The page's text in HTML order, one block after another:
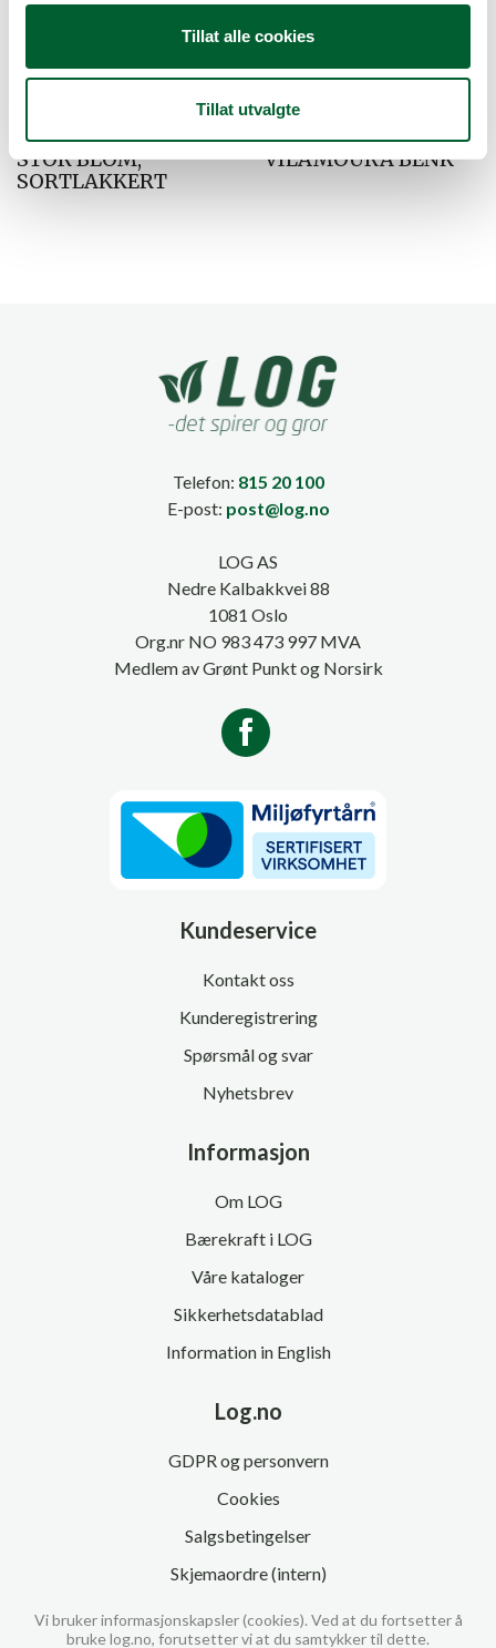
Tillat alle cookies
Tillat utvalgte
STOR BLOM,
SORTLAKKERT
VILAMOURA BENK
Telefon: 815 20 100
E-post: post@log.no
LOG AS
Nedre Kalbakkvei 88
1081 Oslo
Org.nr NO 983 473 997 MVA
Medlem av Grønt Punkt og Norsirk
Kundeservice
Kontakt oss
Kunderegistrering
Spørsmål og svar
Nyhetsbrev
Informasjon
Om LOG
Bærekraft i LOG
Våre kataloger
Sikkerhetsdatablad
Information in English
Log.no
GDPR og personvern
Cookies
Salgsbetingelser
Skjemaordre (intern)
Vi bruker informasjonskapsler (cookies). Ved at du fortsetter å
bruke log.no, forutsetter vi at du samtykker til dette.